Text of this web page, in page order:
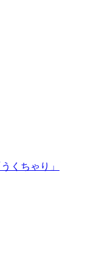
くちゃり」